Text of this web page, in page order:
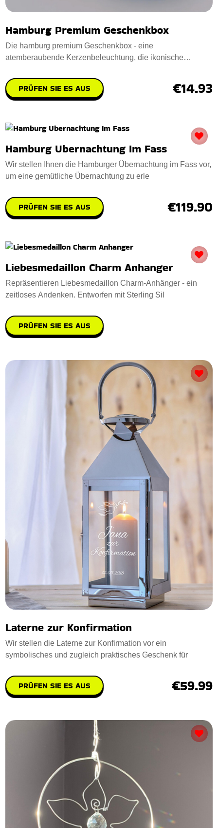
Hamburg Premium Geschenkbox
Die hamburg premium Geschenkbox - eine
atemberaubende Kerzenbeleuchtung, die ikonische
PRÜFEN SIE ES AUS €14.93
Hamburg Ubernachtung Im Fass
Wir stellen Ihnen die Hamburger Übernachtung im Fass vor,
um eine gemütliche Übernachtung zu erle
PRÜFEN SIE ES AUS €119.90
Liebesmedaillon Charm Anhanger
Repräsentieren Liebesmedaillon Charm-Anhänger - ein
zeitloses Andenken. Entworfen mit Sterling Sil
PRÜFEN SIE ES AUS
Laterne zur Konfirmation
Wir stellen die Laterne zur Konfirmation vor ein
symbolisches und zugleich praktisches Geschenk für
PRÜFEN SIE ES AUS €59.99